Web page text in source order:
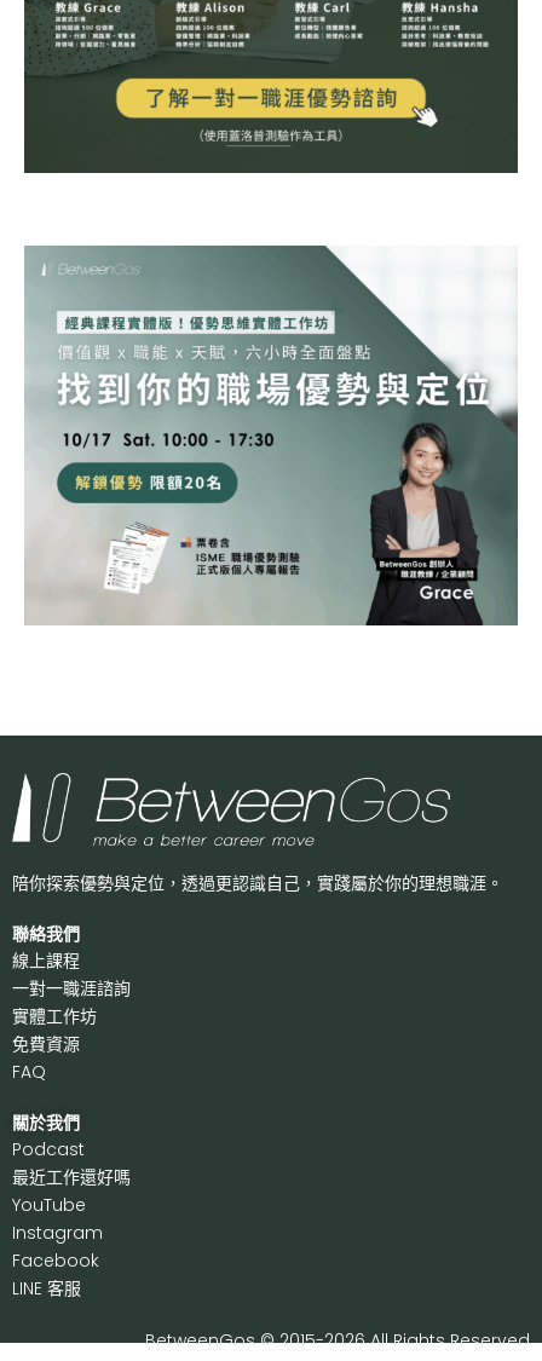
陪你探索優勢與定位，透過更認識自己， 實踐屬於你的理想職涯。
聯絡我們
線上課程
一對一職涯諮詢
實體工作坊
免費資源
FAQ
關於我們
Podcast
最近工作還好嗎
YouTube
Instagram
Facebook
LINE 客服
BetweenGos © 2015-2026 All Rights Reserved